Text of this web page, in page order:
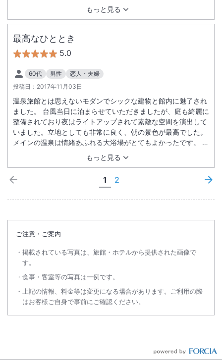
もっと見る
も凝っています。量より質のイメージです。器や盛り付けにも
こだわっているので、見るだけでも気分が上がります。デザー
トの時、テラスに移動できるのがとても気に入りました。澄ん
だ空気の中、美しい日本庭園を眺めながらのデザートタイムは
至福でした。接客は、ベテランの方と新人の方でかなり差があ
りましたが、好感の持てる方が多かったです。ベテランの方
が、何気ない会話でもおもてなしに生かしてくださる姿勢には
感銘を覚えました。また、のんびりしたい時にお邪魔しようと
思います。
最高なひととき
5.0
60代 男性
恋人・夫婦
投稿日： 2017年11月03日
もっと見る
温泉旅館とは思えないモダンでシックな建物と館内に魅了され
ました。 台風当日に泊まらせていただきましたが、庭も綺麗に
整備されており夜はライトアップされて素敵な空間を演出して
いました。立地としても非常に良く、朝の景色が最高でした。
メインの温泉は情緒あふれる大浴場がとてもよかったです。 食
事に関しては非の打ち所がなくとても満足させてくれるメニュ
ーでした。 再度訪れたくなる唯一の宿です。
1 2
ご注意・ご案内
掲載されている写真は、旅館・ホテルから提供された画像で
す。
食事・客室等の写真は一例です。
上記の情報、料金等は変更になる場合があります。ご利用の際
はお客様ご自身で事前にご確認ください。